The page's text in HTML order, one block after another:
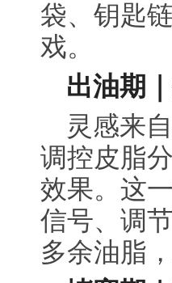
袋、钥匙
戏。
出油期
灵感来
调控皮脂
效果。这
信号、调
多余油脂